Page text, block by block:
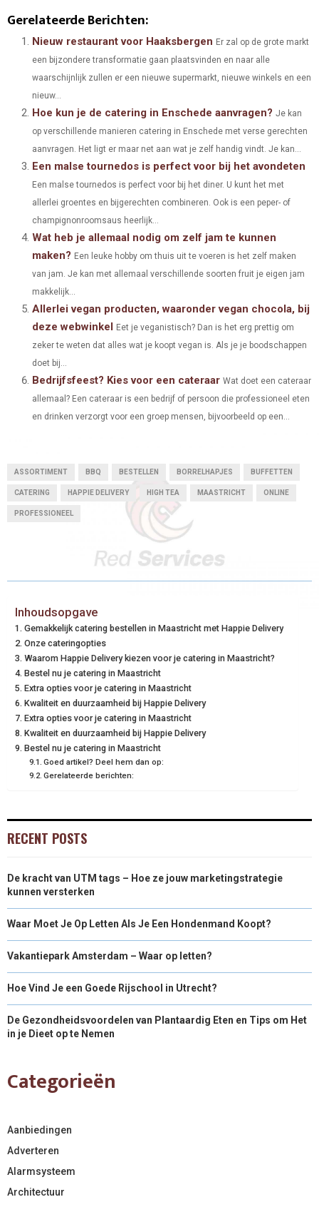
R
O
T
W
T
E
R
)
A
R
O
C
E
O
K
A
R
O
N
N
T
R
S
T
A
R
O
N
K
D
N
O
Gerelateerde Berichten:
Nieuw restaurant voor Haaksbergen Er zal op de grote markt
een bijzondere transformatie gaan plaatsvinden en naar alle
waarschijnlijk zullen er een nieuwe supermarkt, nieuwe winkels en een
nieuw...
Hoe kun je de catering in Enschede aanvragen? Je kan
op verschillende manieren catering in Enschede met verse gerechten
aanvragen. Het ligt er maar net aan wat je zelf handig vindt. Je kan...
Een malse tournedos is perfect voor bij het avondeten
Een malse tournedos is perfect voor bij het diner. U kunt het met
allerlei groentes en bijgerechten combineren. Ook is een peper- of
champignonroomsaus heerlijk...
Wat heb je allemaal nodig om zelf jam te kunnen
maken? Een leuke hobby om thuis uit te voeren is het zelf maken
van jam. Je kan met allemaal verschillende soorten fruit je eigen jam
makkelijk...
Allerlei vegan producten, waaronder vegan chocola, bij
deze webwinkel Eet je veganistisch? Dan is het erg prettig om
zeker te weten dat alles wat je koopt vegan is. Als je je boodschappen
doet bij...
Bedrijfsfeest? Kies voor een cateraar Wat doet een cateraar
allemaal? Een cateraar is een bedrijf of persoon die professioneel eten
en drinken verzorgt voor een groep mensen, bijvoorbeeld op een...
ASSORTIMENT BBQ BESTELLEN BORRELHAPJES BUFFETTEN
CATERING HAPPIE DELIVERY HIGH TEA MAASTRICHT ONLINE
PROFESSIONEEL
Inhoudsopgave
Gemakkelijk catering bestellen in Maastricht met Happie Delivery
Onze cateringopties
Waarom Happie Delivery kiezen voor je catering in Maastricht?
Bestel nu je catering in Maastricht
Extra opties voor je catering in Maastricht
Kwaliteit en duurzaamheid bij Happie Delivery
Extra opties voor je catering in Maastricht
Kwaliteit en duurzaamheid bij Happie Delivery
Bestel nu je catering in Maastricht
Goed artikel? Deel hem dan op:
Gerelateerde berichten:
RECENT POSTS
De kracht van UTM tags – Hoe ze jouw marketingstrategie
kunnen versterken
Waar Moet Je Op Letten Als Je Een Hondenmand Koopt?
Vakantiepark Amsterdam – Waar op letten?
Hoe Vind Je een Goede Rijschool in Utrecht?
De Gezondheidsvoordelen van Plantaardig Eten en Tips om Het
in je Dieet op te Nemen
Categorieën
Aanbiedingen
Adverteren
Alarmsysteem
Architectuur